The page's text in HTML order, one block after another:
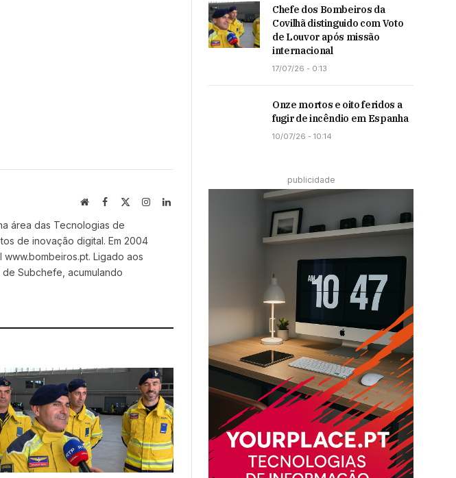
WebsiteFacebook InstagramLinkedIn
área das Tecnologias de
de inovação digital. Em 2004
Ligado aos
Subchefe, acumulando
Chefe dos Bombeiros da
Covilhã distinguido com Voto
de Louvor após missão
internacional
17/07/26 - 0:13
Onze mortos e oito feridos a
fugir de incêndio em Espanha
10/07/26 - 10:14
publicidade